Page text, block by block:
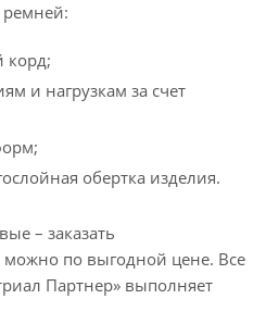
корд;
и нагрузкам за счет
обертка изделия.
– заказать
можно по выгодной цене. Все
Партнер» выполняет